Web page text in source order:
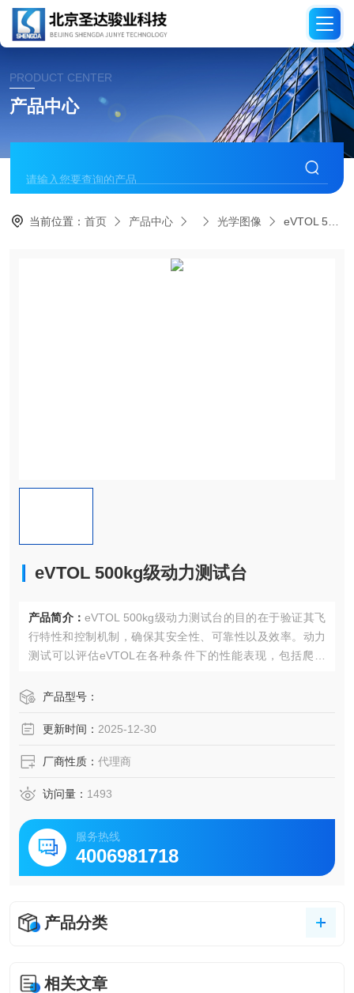
PRODUCT CENTER
产品中心
当前位置：首页 产品中心 光学图像 eVTOL 500kg级动力测试台
eVTOL 500kg级动力测试台
产品简介： eVTOL 500kg级动力测试台的目的在于验证其飞
行特性和控制机制，确保其安全性、可靠性以及效率。动力
测试可以评估eVTOL在各种条件下的性能表现，包括爬升
产品型号：
更新时间： 2025-12-30
厂商性质： 代理商
访问量： 1493
服务热线
4006981718
产品分类
相关文章